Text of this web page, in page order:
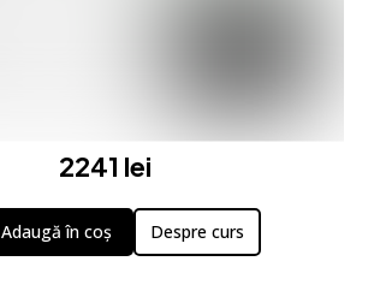
2241 lei
Adaugă în coș Despre curs